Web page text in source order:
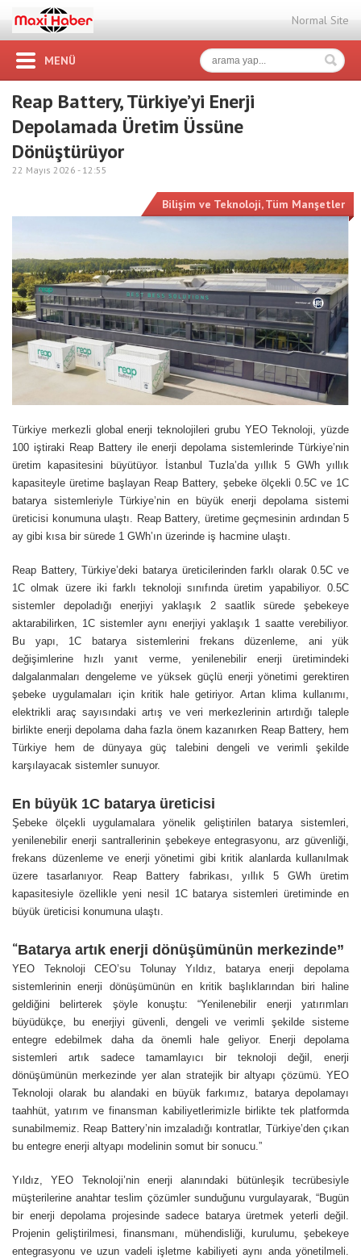
Normal Site
MENÜ
Reap Battery, Türkiye’yi Enerji
Depolamada Üretim Üssüne
Dönüştürüyor
22 Mayıs 2026 - 12:55
Bilişim ve Teknoloji,Tüm Manşetler
Türkiye merkezli global enerji teknolojileri grubu YEO Teknoloji, yüzde
100 iştiraki Reap Battery ile enerji depolama sistemlerinde Türkiye’nin
üretim kapasitesini büyütüyor. İstanbul Tuzla’da yıllık 5 GWh yıllık
kapasiteyle üretime başlayan Reap Battery, şebeke ölçekli 0.5C ve 1C
batarya sistemleriyle Türkiye’nin en büyük enerji depolama sistemi
üreticisi konumuna ulaştı. Reap Battery, üretime geçmesinin ardından 5
ay gibi kısa bir sürede 1 GWh’ın üzerinde iş hacmine ulaştı.
Reap Battery, Türkiye’deki batarya üreticilerinden farklı olarak 0.5C ve
1C olmak üzere iki farklı teknoloji sınıfında üretim yapabiliyor. 0.5C
sistemler depoladığı enerjiyi yaklaşık 2 saatlik sürede şebekeye
aktarabilirken, 1C sistemler aynı enerjiyi yaklaşık 1 saatte verebiliyor.
Bu yapı, 1C batarya sistemlerini frekans düzenleme, ani yük
değişimlerine hızlı yanıt verme, yenilenebilir enerji üretimindeki
dalgalanmaları dengeleme ve yüksek güçlü enerji yönetimi gerektiren
şebeke uygulamaları için kritik hale getiriyor. Artan klima kullanımı,
elektrikli araç sayısındaki artış ve veri merkezlerinin artırdığı taleple
birlikte enerji depolama daha fazla önem kazanırken Reap Battery, hem
Türkiye hem de dünyaya güç talebini dengeli ve verimli şekilde
karşılayacak sistemler sunuyor.
En büyük 1C batarya üreticisi
Şebeke ölçekli uygulamalara yönelik geliştirilen batarya sistemleri,
yenilenebilir enerji santrallerinin şebekeye entegrasyonu, arz güvenliği,
frekans düzenleme ve enerji yönetimi gibi kritik alanlarda kullanılmak
üzere tasarlanıyor. Reap Battery fabrikası, yıllık 5 GWh üretim
kapasitesiyle özellikle yeni nesil 1C batarya sistemleri üretiminde en
büyük üreticisi konumuna ulaştı.
“Batarya artık enerji dönüşümünün merkezinde”
YEO Teknoloji CEO’su Tolunay Yıldız, batarya enerji depolama
sistemlerinin enerji dönüşümünün en kritik başlıklarından biri haline
geldiğini belirterek şöyle konuştu: “Yenilenebilir enerji yatırımları
büyüdükçe, bu enerjiyi güvenli, dengeli ve verimli şekilde sisteme
entegre edebilmek daha da önemli hale geliyor. Enerji depolama
sistemleri artık sadece tamamlayıcı bir teknoloji değil, enerji
dönüşümünün merkezinde yer alan stratejik bir altyapı çözümü. YEO
Teknoloji olarak bu alandaki en büyük farkımız, batarya depolamayı
taahhüt, yatırım ve finansman kabiliyetlerimizle birlikte tek platformda
sunabilmemiz. Reap Battery’nin imzaladığı kontratlar, Türkiye’den çıkan
bu entegre enerji altyapı modelinin somut bir sonucu.”
Yıldız, YEO Teknoloji’nin enerji alanındaki bütünleşik tecrübesiyle
müşterilerine anahtar teslim çözümler sunduğunu vurgulayarak, “Bugün
bir enerji depolama projesinde sadece batarya üretmek yeterli değil.
Projenin geliştirilmesi, finansmanı, mühendisliği, kurulumu, şebekeye
entegrasyonu ve uzun vadeli işletme kabiliyeti aynı anda yönetilmeli.